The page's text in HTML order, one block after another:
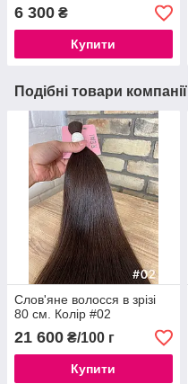
6 300 ₴
Купити
Подібні товари компанії
Слов'яне волосся в зрізі
80 см. Колір #02
21 600 ₴/100 г
Купити